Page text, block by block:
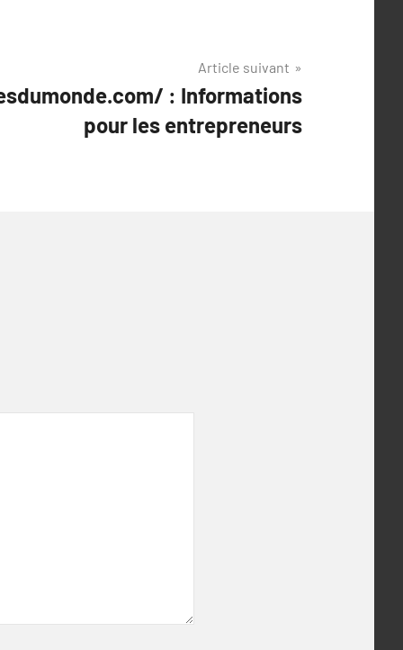
Article suivant
: Informations
pour les entrepreneurs